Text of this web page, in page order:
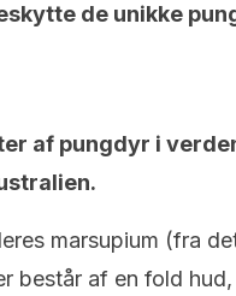
de unikke
af pungdyr i
marsupium (fra
består af en fold